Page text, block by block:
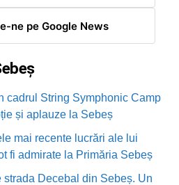
ne pe Google News
cadrul String Symphonic Camp
și aplauze la Sebeș
mai recente lucrări ale lui
fi admirate la Primăria Sebeș
strada Decebal din Sebeș. Un